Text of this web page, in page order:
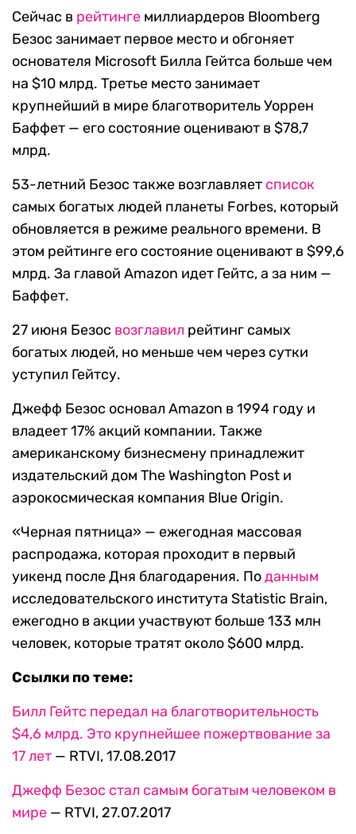
Сейчас в рейтинге миллиардеров Bloomberg
Безос занимает первое место и обгоняет
основателя Microsoft Билла Гейтса больше чем
на $10 млрд. Третье место занимает
крупнейший в мире благотворитель Уоррен
Баффет — его состояние оценивают в $78,7
млрд.
53-летний Безос также возглавляет список
самых богатых людей планеты Forbes, который
обновляется в режиме реального времени. В
этом рейтинге его состояние оценивают в $99,6
млрд. За главой Amazon идет Гейтс, а за ним —
Баффет.
27 июня Безос возглавил рейтинг самых
богатых людей, но меньше чем через сутки
уступил Гейтсу.
Джефф Безос основал Amazon в 1994 году и
владеет 17% акций компании. Также
американскому бизнесмену принадлежит
издательский дом The Washington Post и
аэрокосмическая компания Blue Origin.
«Черная пятница» — ежегодная массовая
распродажа, которая проходит в первый
уикенд после Дня благодарения. Поданным
исследовательского института Statistic Brain,
ежегодно в акции участвуют больше 133 млн
человек, которые тратят около $600 млрд.
Ссылки по теме:
Билл Гейтс передал на благотворительность
$4,6 млрд. Это крупнейшее пожертвование за
17 лет — RTVI, 17.08.2017
Джефф Безос стал самым богатым человеком в
мире — RTVI, 27.07.2017